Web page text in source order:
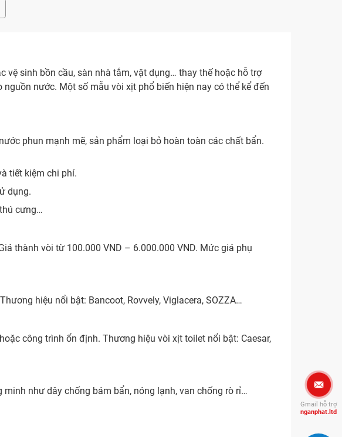
vệ sinh bồn cầu, sàn nhà tắm, vật dụng… thay thế hoặc hỗ trợ
nước. Một số mẫu vòi xịt phổ biến hiện nay có thể kể đến
phun mạnh mẽ, sản phẩm loại bỏ hoàn toàn các chất bẩn.
tiết kiệm chi phí.
dụng.
cưng…
thành vòi từ 100.000 VND – 6.000.000 VND. Mức giá phụ
hiệu nổi bật: Bancoot, Rovvely, Viglacera, SOZZA…
công trình ổn định. Thương hiệu vòi xịt toilet nổi bật: Caesar,
như dây chống bám bẩn, nóng lạnh, van chống rò rỉ…
Gmail hỗ trợ
nganphat.ltd